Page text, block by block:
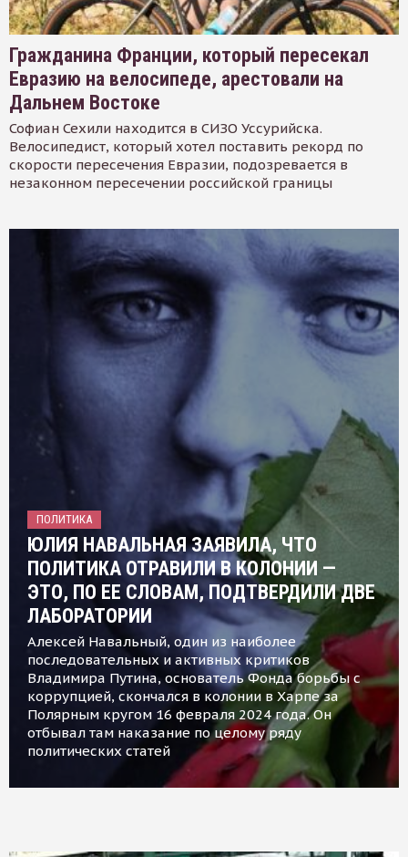
Гражданина Франции, который пересекал
Евразию на велосипеде, арестовали на
Дальнем Востоке
Софиан Сехили находится в СИЗО Уссурийска.
Велосипедист, который хотел поставить рекорд по
скорости пересечения Евразии, подозревается в
незаконном пересечении российской границы
ПОЛИТИКА
ЮЛИЯ НАВАЛЬНАЯ ЗАЯВИЛА, ЧТО
ПОЛИТИКА ОТРАВИЛИ В КОЛОНИИ —
ЭТО, ПО ЕЕ СЛОВАМ, ПОДТВЕРДИЛИ ДВЕ
ЛАБОРАТОРИИ
Алексей Навальный, один из наиболее
последовательных и активных критиков
Владимира Путина, основатель Фонда борьбы с
коррупцией, скончался в колонии в Харпе за
Полярным кругом 16 февраля 2024 года. Он
отбывал там наказание по целому ряду
политических статей